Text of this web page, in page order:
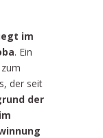
im
. Ein
der seit
der